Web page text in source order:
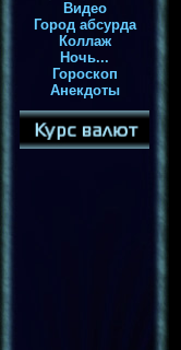
Видео
Город абсурда
Коллаж
Ночь...
Гороскоп
Анекдоты